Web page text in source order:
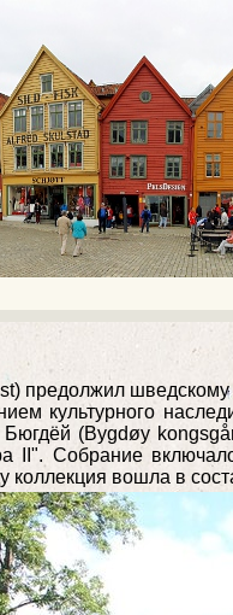
предолжил
культурного
Бюгдёй (Bygdøy
II". Собрание
коллекция вошла в